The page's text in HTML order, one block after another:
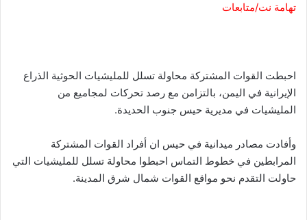
تهامة نت/متابعات
احبطت القوات المشتركة محاولة تسلل للمليشيات الحوثية الذراع
الإيرانية في اليمن، بالتزامن مع رصد تحركات لمجاميع من
المليشيات في مديرية حيس جنوب الحديدة.
وأفادت مصادر ميدانية في حيس ان أفراد القوات المشتركة
المرابطين في خطوط التماس احبطوا محاولة تسلل للمليشيات التي
حاولت التقدم نحو مواقع القوات شمال شرق المدينة.